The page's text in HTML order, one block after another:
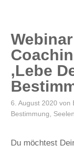
‚Lebe
6. August 2020 von
Bestimmung
Du möchtest